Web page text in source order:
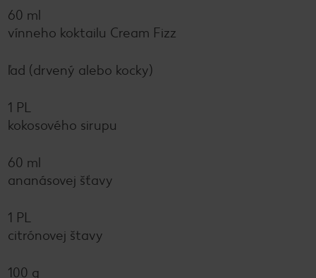
60 ml
vínneho koktailu Cream Fizz
ľad (drvený alebo kocky)
1 PL
kokosového sirupu
60 ml
ananásovej šťavy
1 PL
citrónovej štavy
100 g